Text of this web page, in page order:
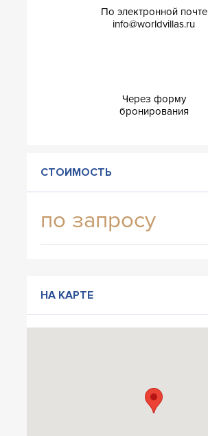
По электронной почте
info@worldvillas.ru
Через форму
бронирования
СТОИМОСТЬ
по запросу
НА КАРТЕ